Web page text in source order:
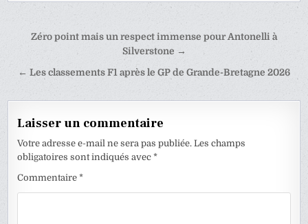
Navigation
l’article
Zéro point mais un respect immense pour Antonelli à
Silverstone →
← Les classements F1 après le GP de Grande-Bretagne 2026
Laisser un commentaire
Votre adresse e-mail ne sera pas publiée. Les champs
obligatoires sont indiqués avec*
Commentaire*